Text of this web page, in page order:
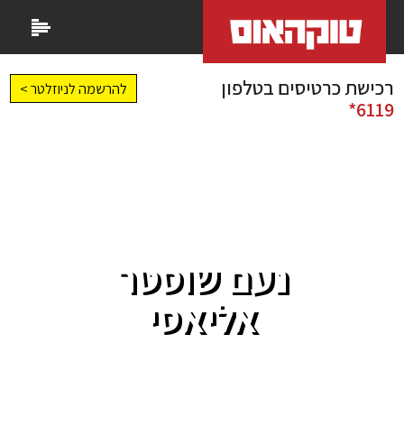
רכישת כרטיסים בטלפון
6119*
להרשמה לניוזלטר >
נעם שוסטר
אליאסי